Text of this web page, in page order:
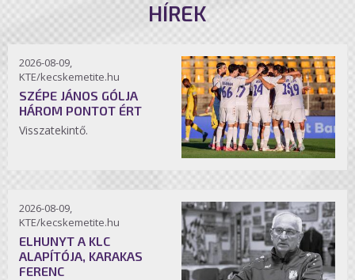
HÍREK
2026-08-09,
KTE/kecskemetite.hu
SZÉPE JÁNOS GÓLJA
HÁROM PONTOT ÉRT
Visszatekintő.
2026-08-09,
KTE/kecskemetite.hu
ELHUNYT A KLC
ALAPÍTÓJA, KARAKAS
FERENC